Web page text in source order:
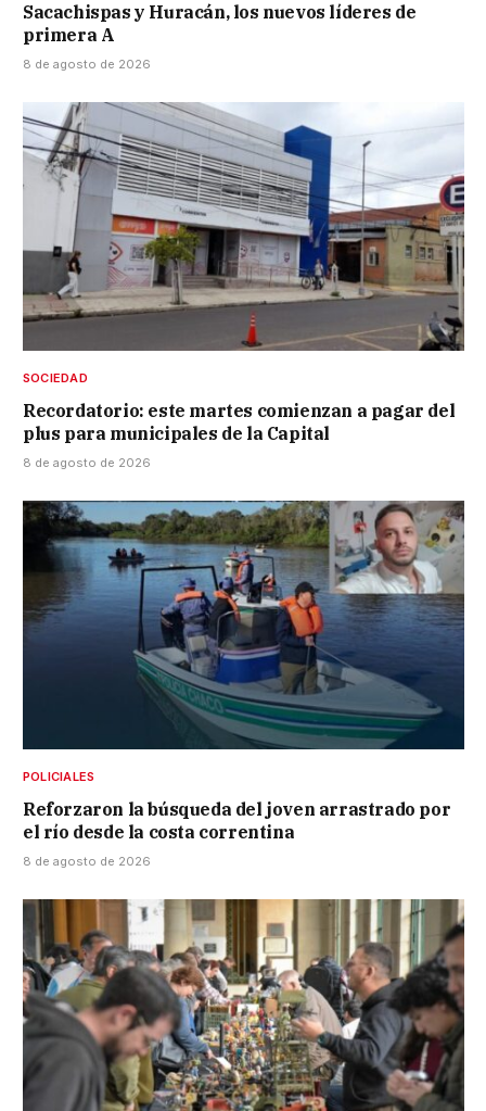
Sacachispas y Huracán, los nuevos líderes de
primera A
8 de agosto de 2026
SOCIEDAD
Recordatorio: este martes comienzan a pagar del
plus para municipales de la Capital
8 de agosto de 2026
POLICIALES
Reforzaron la búsqueda del joven arrastrado por
el río desde la costa correntina
8 de agosto de 2026